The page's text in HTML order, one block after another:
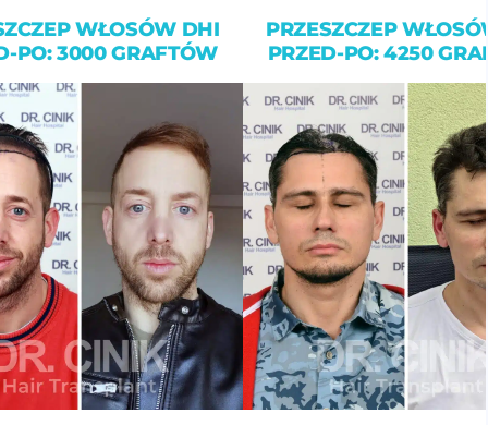
WŁOSÓW DHI
PO: 3000 GRAFTÓW
PRZESZCZEP
PRZED-PO: 4250